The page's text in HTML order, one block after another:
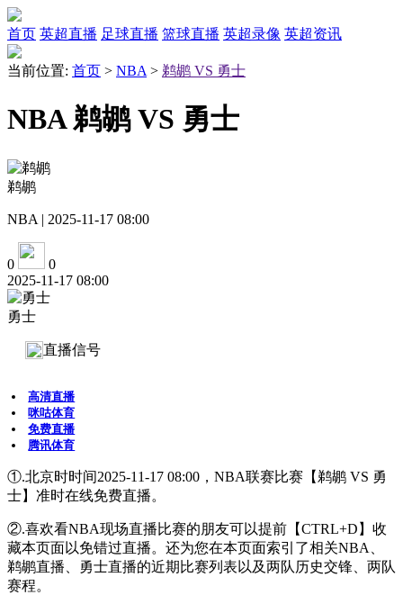
首页 英超直播 足球直播 篮球直播 英超录像 英超资讯
当前位置: 首页 > NBA > 鹈鹕 VS 勇士
NBA 鹈鹕 VS 勇士
鹈鹕
NBA | 2025-11-17 08:00
0
0
2025-11-17 08:00
勇士
直播信号
高清直播
咪咕体育
免费直播
腾讯体育
①.北京时时间2025-11-17 08:00，NBA联赛比赛【鹈鹕 VS 勇
士】准时在线免费直播。
②.喜欢看NBA现场直播比赛的朋友可以提前【CTRL+D】收
藏本页面以免错过直播。还为您在本页面索引了相关NBA、
鹈鹕直播、勇士直播的近期比赛列表以及两队历史交锋、两队
赛程。